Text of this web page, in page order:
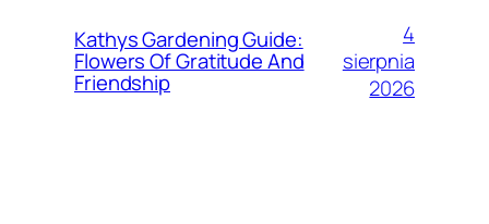
Kathys Gardening Guide:
Flowers Of Gratitude And
Friendship
4
sierpnia
2026